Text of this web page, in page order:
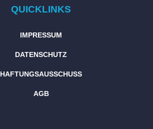
QUICKLINKS
IMPRESSUM
DATENSCHUTZ
HAFTUNGSAUSSCHUSS
AGB